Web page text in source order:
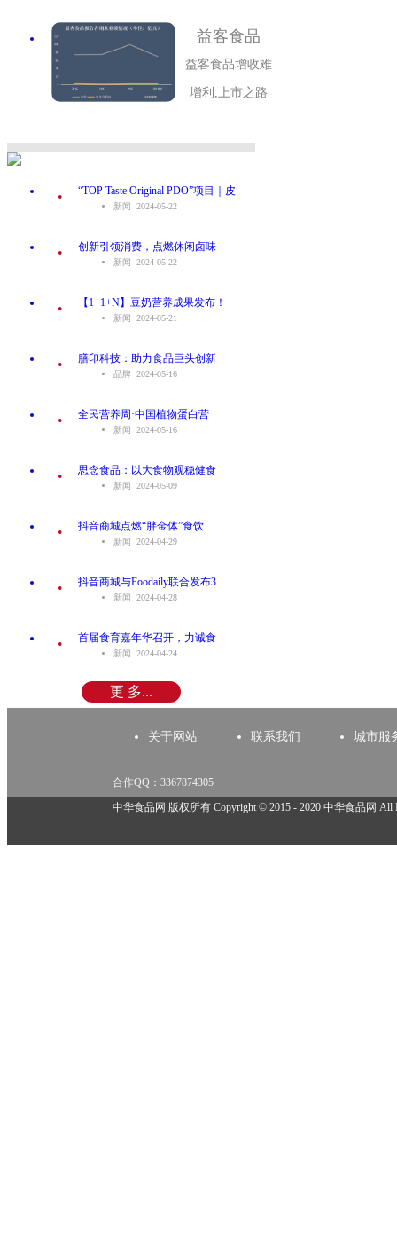
益客食品
益客食品增收难
增利,上市之路
. “TOP Taste Original PDO”项目｜皮
新闻 2024-05-22
. 创新引领消费，点燃休闲卤味
新闻 2024-05-22
. 【1+1+N】豆奶营养成果发布！
新闻 2024-05-21
. 膳印科技：助力食品巨头创新
品牌 2024-05-16
. 全民营养周·中国植物蛋白营
新闻 2024-05-16
. 思念食品：以大食物观稳健食
新闻 2024-05-09
. 抖音商城点燃“胖金体”食饮
新闻 2024-04-29
. 抖音商城与Foodaily联合发布3
新闻 2024-04-28
. 首届食育嘉年华召开，力诚食
新闻 2024-04-24
更 多...
关于网站 联系我们 城市服
合作QQ：3367874305
举报邮箱：918825737@qq.com
中华食品网 版权所有 Copyright © 2015 - 2020 中华食品网 All